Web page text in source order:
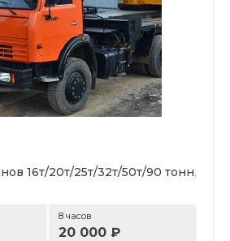
16т/20т/25т/32т/50т/90 тонн,
8 часов
20 000 ₽